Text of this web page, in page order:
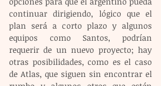
continuar dirigiendo, lógico que el
plan será a corto plazo y algunos
equipos como Santos, podrían
requerir de un nuevo proyecto; hay
otras posibilidades, como es el caso
de Atlas, que siguen sin encontrar el